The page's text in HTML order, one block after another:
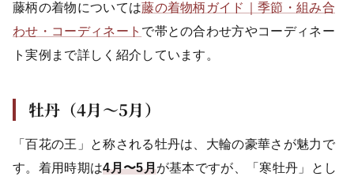
藤柄の着物については藤の着物柄ガイド｜季節・組み合
わせ・コーディネート で帯との合わせ方やコーディネー
ト実例まで詳しく紹介しています。
牡丹（4月〜5月）
「百花の王」と称される牡丹は、大輪の豪華さが魅力で
す。着用時期は4月〜5月が基本ですが、「寒牡丹」とし